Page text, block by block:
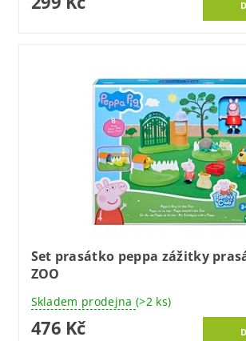
Set prasátko peppa zážitky
ZOO
Skladem prodejna (>2 ks)
476 Kč